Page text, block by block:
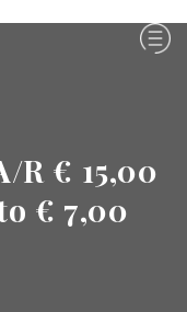
R € 15,00
€ 7,00